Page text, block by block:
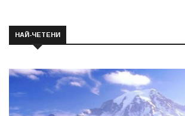
НАЙ-ЧЕТЕНИ